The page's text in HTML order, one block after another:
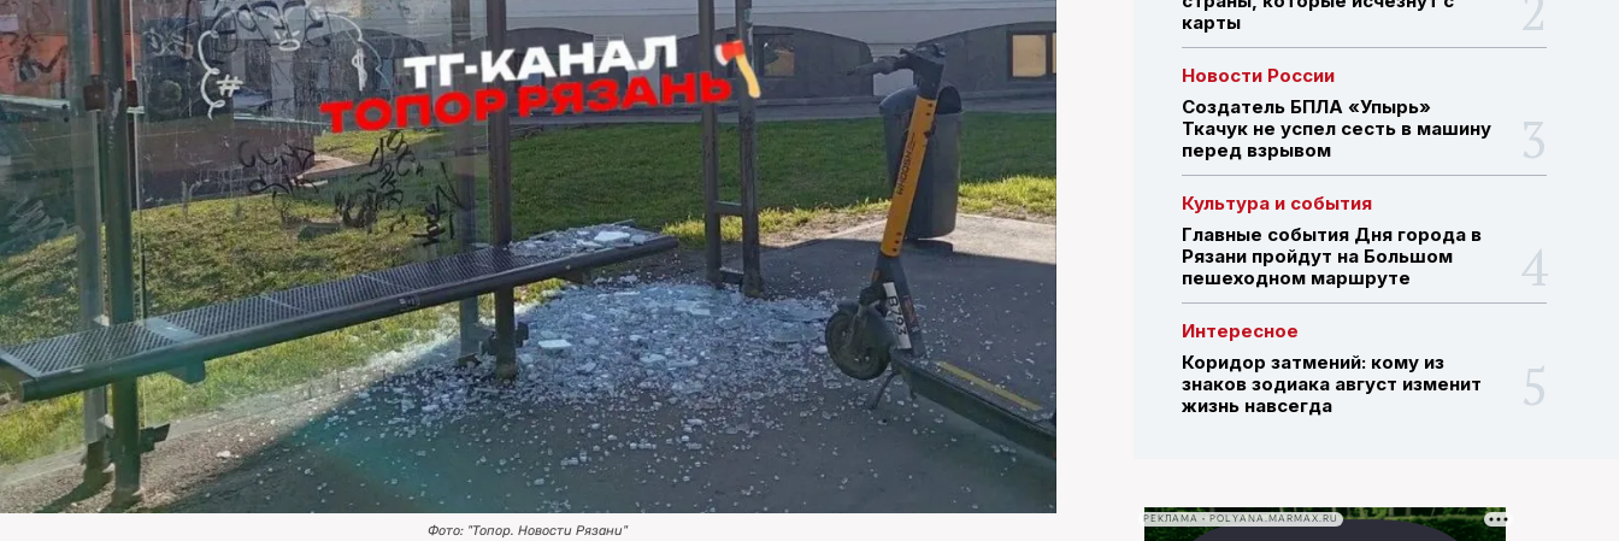
ПОИСК ПО САЙТУ
Фото: "Топор. Новости Рязани"
карты
Новости России
Создатель БПЛА «Упырь»
Ткачук не успел сесть в машину
перед взрывом
Культура и события
Главные события Дня города в
Рязани пройдут на Большом
пешеходном маршруте
Интересное
Коридор затмений: кому из
знаков зодиака август изменит
жизнь навсегда
РЕКЛАМА • POLYANA.MARMAX.RU